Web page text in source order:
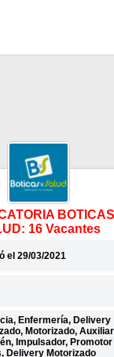
16 Vacantes
el 29/03/2021
Enfermería, Delivery
Motorizado,
Impulsador, Promotor
Delivery Motorizado